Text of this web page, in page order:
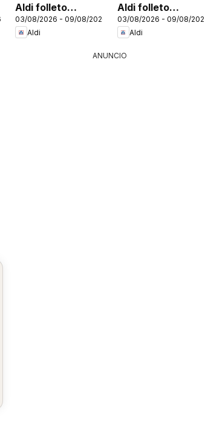
Aldi folleto
Península
03/08/2026 - 09/08/2026
Aldi
Aldi folleto
Canarias
03/08/2026 - 09/08/2026
Aldi
ANUNCIO